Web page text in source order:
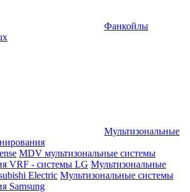
Фанкойлы
Мультизональные
MDV мультизональные системы
VRF - системы LG Мультизональные
Electric Мультизональные системы
Samsung